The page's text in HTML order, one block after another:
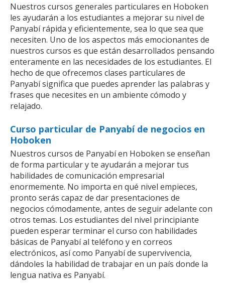
Nuestros cursos generales particulares en Hoboken
les ayudarán a los estudiantes a mejorar su nivel de
Panyabí rápida y eficientemente, sea lo que sea que
necesiten. Uno de los aspectos más emocionantes de
nuestros cursos es que están desarrollados pensando
enteramente en las necesidades de los estudiantes. El
hecho de que ofrecemos clases particulares de
Panyabí significa que puedes aprender las palabras y
frases que necesites en un ambiente cómodo y
relajado.
Curso particular de Panyabí de negocios en
Hoboken
Nuestros cursos de Panyabí en Hoboken se enseñan
de forma particular y te ayudarán a mejorar tus
habilidades de comunicación empresarial
enormemente. No importa en qué nivel empieces,
pronto serás capaz de dar presentaciones de
negocios cómodamente, antes de seguir adelante con
otros temas. Los estudiantes del nivel principiante
pueden esperar terminar el curso con habilidades
básicas de Panyabí al teléfono y en correos
electrónicos, así como Panyabí de supervivencia,
dándoles la habilidad de trabajar en un país donde la
lengua nativa es Panyabí.